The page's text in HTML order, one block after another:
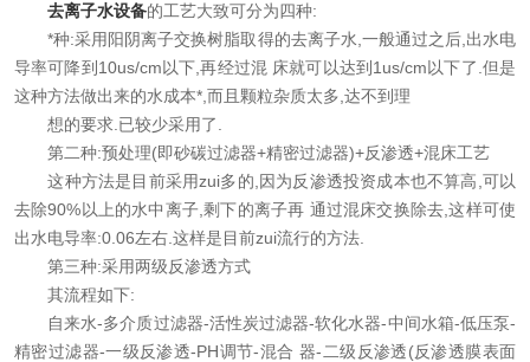
去离子水设备的工艺大致可分为四种:
*种:采用阳阴离子交换树脂取得的去离子水,一般通过之后,出水电
导率可降到10us/cm以下,再经过混 床就可以达到1us/cm以下了.但是
这种方法做出来的水成本*,而且颗粒杂质太多,达不到理
想的要求.已较少采用了.
第二种:预处理(即砂碳过滤器+精密过滤器)+反渗透+混床工艺
这种方法是目前采用zui多的,因为反渗透投资成本也不算高,可以
去除90%以上的水中离子,剩下的离子再 通过混床交换除去,这样可使
出水电导率:0.06左右.这样是目前zui流行的方法.
第三种:采用两级反渗透方式
其流程如下:
自来水-多介质过滤器-活性炭过滤器-软化水器-中间水箱-低压泵-
精密过滤器-一级反渗透-PH调节-混合 器-二级反渗透(反渗透膜表面